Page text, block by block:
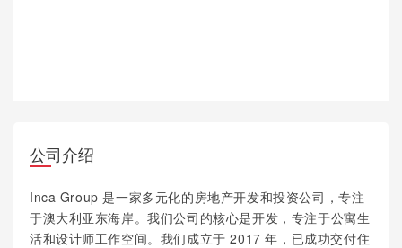
公司介绍
Inca Group 是一家多元化的房地产开发和投资公司，专注
于澳大利亚东海岸。我们公司的核心是开发，专注于公寓生
活和设计师工作空间。我们成立于 2017 年，已成功交付住